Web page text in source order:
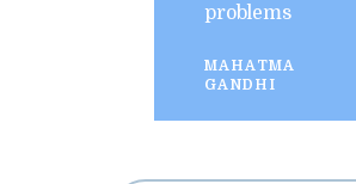
problems
MAHATMA
GANDHI